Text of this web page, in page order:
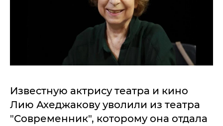
Известную актрису театра и кино
Лию Ахеджакову уволили из театра
"Современник", которому она отдала